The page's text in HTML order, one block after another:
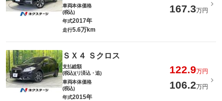
車両本体価格
(税込)
167.3万円
年式2017年
走行5.6万km
ＳＸ４ Ｓクロス
支払総額
(税込)(リ済込・追)
122.9万円
車両本体価格
(税込)
106.2万円
年式2015年